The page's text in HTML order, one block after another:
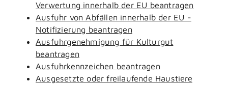
Verwertung innerhalb der EU beantragen
Ausfuhr von Abfällen innerhalb der EU -
Notifizierung beantragen
Ausfuhrgenehmigung für Kulturgut
beantragen
Ausfuhrkennzeichen beantragen
Ausgesetzte oder freilaufende Haustiere